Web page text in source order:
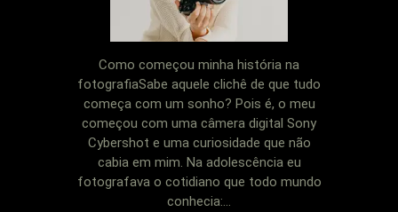
Como começou minha história na
fotografiaSabe aquele clichê de que tudo
começa com um sonho? Pois é, o meu
começou com uma câmera digital Sony
Cybershot e uma curiosidade que não
cabia em mim. Na adolescência eu
fotografava o cotidiano que todo mundo
conhecia:...